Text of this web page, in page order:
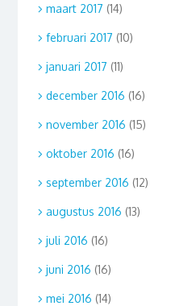
maart 2017 (14)
februari 2017 (10)
januari 2017 (11)
december 2016 (16)
november 2016 (15)
oktober 2016 (16)
september 2016 (12)
augustus 2016 (13)
juli 2016 (16)
juni 2016 (16)
mei 2016 (14)